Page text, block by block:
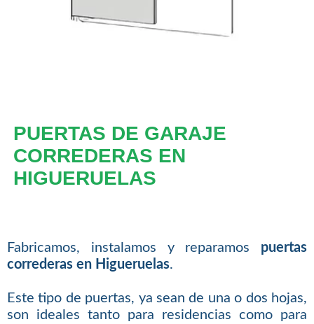
PUERTAS DE GARAJE
CORREDERAS EN
HIGUERUELAS
Fabricamos, instalamos y reparamos puertas
correderas en Higueruelas.
Este tipo de puertas, ya sean de una o dos hojas,
son ideales tanto para residencias como para